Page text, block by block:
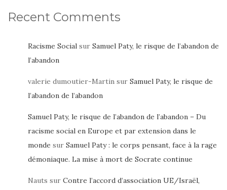
Recent Comments
Racisme Social sur Samuel Paty, le risque de l’abandon de
l’abandon
valerie dumoutier-Martin sur Samuel Paty, le risque de
l’abandon de l’abandon
Samuel Paty, le risque de l’abandon de l’abandon – Du
racisme social en Europe et par extension dans le
monde sur Samuel Paty : le corps pensant, face à la rage
démoniaque. La mise à mort de Socrate continue
Nauts sur Contre l’accord d’association UE/Israël,